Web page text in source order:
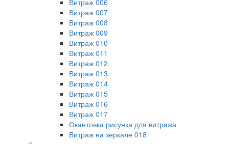
Витраж 006
Витраж 007
Витраж 008
Витраж 009
Витраж 010
Витраж 011
Витраж 012
Витраж 013
Витраж 014
Витраж 015
Витраж 016
Витраж 017
Окантовка рисунка для витража
Витраж на зеркале 018